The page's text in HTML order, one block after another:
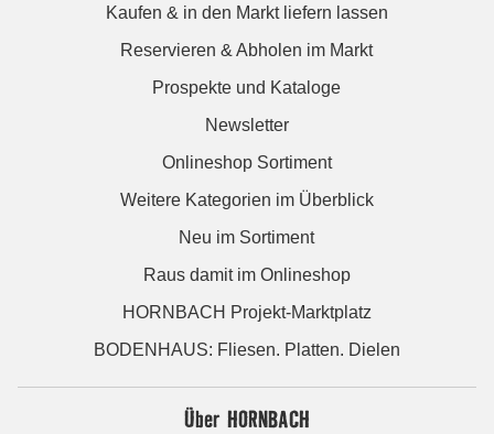
Kaufen & in den Markt liefern lassen
Reservieren & Abholen im Markt
Prospekte und Kataloge
Newsletter
Onlineshop Sortiment
Weitere Kategorien im Überblick
Neu im Sortiment
Raus damit im Onlineshop
HORNBACH Projekt-Marktplatz
BODENHAUS: Fliesen. Platten. Dielen
Über HORNBACH